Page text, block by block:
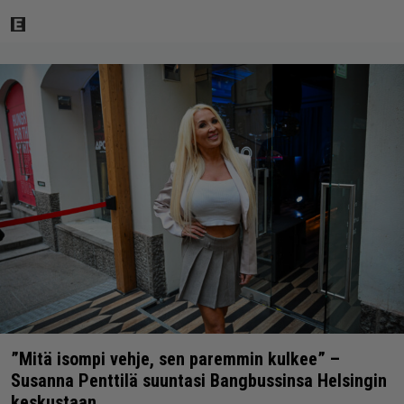
”Mitä isompi vehje, sen paremmin kulkee” –
Susanna Penttilä suuntasi Bangbussinsa Helsingin